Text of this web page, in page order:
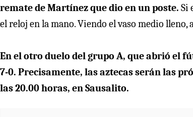
remate de Martínez que dio en un poste. Si
el reloj en la mano. Viendo el vaso medio
En el otro duelo del grupo A, que abrió el
7-0. Precisamente, las aztecas serán las
las 20.00 horas, en Sausalito.